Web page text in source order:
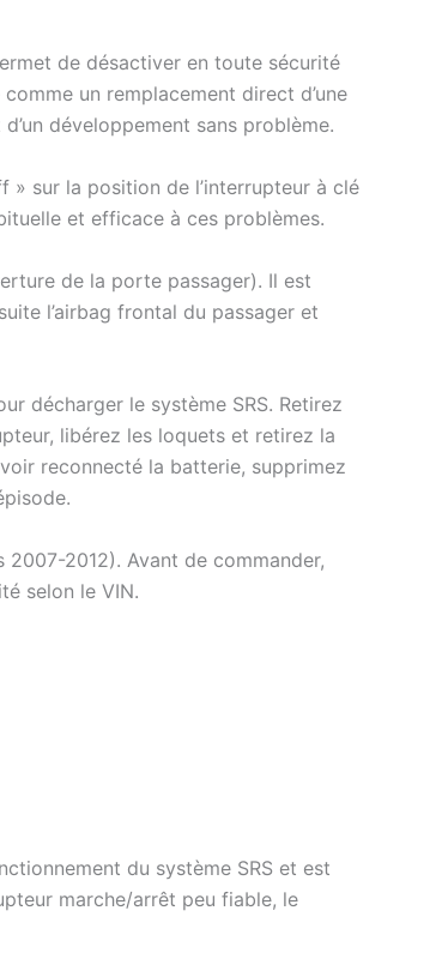
de désactiver en toute sécurité
un remplacement direct d’une
développement sans problème.
» sur la position de l’interrupteur à clé
et efficace à ces problèmes.
de la porte passager). Il est
l’airbag frontal du passager et
décharger le système SRS. Retirez
libérez les loquets et retirez la
reconnecté la batterie, supprimez
2012). Avant de commander,
selon le VIN.
du système SRS et est
marche/arrêt peu fiable, le